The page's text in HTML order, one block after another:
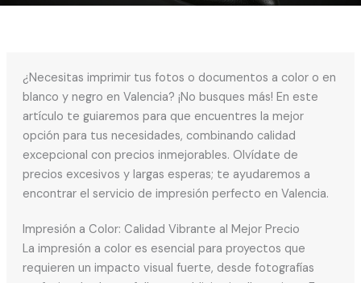
¿Necesitas imprimir tus fotos o documentos a color o en
blanco y negro en Valencia? ¡No busques más! En este
artículo te guiaremos para que encuentres la mejor
opción para tus necesidades, combinando calidad
excepcional con precios inmejorables. Olvídate de
precios excesivos y largas esperas; te ayudaremos a
encontrar el servicio de impresión perfecto en Valencia.
Impresión a Color: Calidad Vibrante al Mejor Precio
La impresión a color es esencial para proyectos que
requieren un impacto visual fuerte, desde fotografías